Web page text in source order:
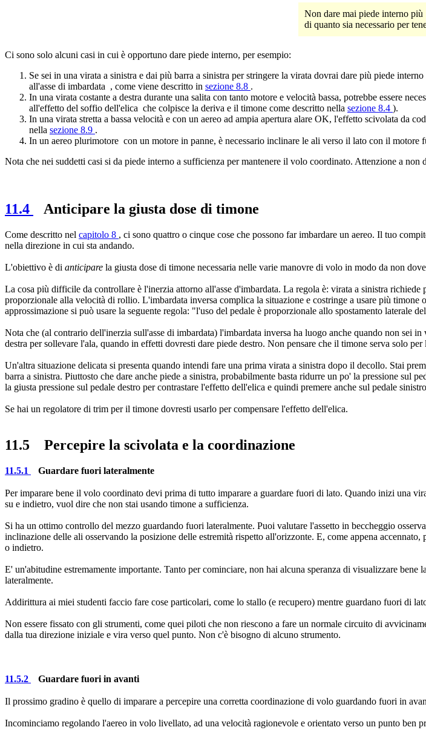
Non dare mai piede interno più
di quanto sia necessario per
Ci sono solo alcuni casi in cui è opportuno dare piede interno, per esempio:
Se sei in una virata a sinistra e dai più barra a sinistra per stringere la virata dovrai dare più piede
all'asse di imbardata , come viene descritto in sezione 8.8 .
In una virata costante a destra durante una salita con tanto motore e velocità bassa, potrebbe essere
all'effetto del soffio dell'elica che colpisce la deriva e il timone come descritto nella sezione 8.4 ).
In una virata stretta a bassa velocità e con un aereo ad ampia apertura alare OK, l'effetto scivolata da
nella sezione 8.9 .
In un aereo plurimotore con un motore in panne, è necessario inclinare le ali verso il lato con il motore
Nota che nei suddetti casi si da piede interno a sufficienza per mantenere il volo coordinato. Attenzione a non
11.4 Anticipare la giusta dose di timone
Come descritto nel capitolo 8 , ci sono quattro o cinque cose che possono far imbardare un aereo. Il tuo
nella direzione in cui sta andando.
L'obiettivo è di anticipare la giusta dose di timone necessaria nelle varie manovre di volo in modo da non
La cosa più difficile da controllare è l'inerzia attorno all'asse d'imbardata. La regola è: virata a sinistra
proporzionale alla velocità di rollio. L'imbardata inversa complica la situazione e costringe a usare più
approssimazione si può usare la seguente regola: "l'uso del pedale è proporzionale allo spostamento laterale
Nota che (al contrario dell'inerzia sull'asse di imbardata) l'imbardata inversa ha luogo anche quando non sei
destra per sollevare l'ala, quando in effetti dovresti dare piede destro. Non pensare che il timone serva solo per
Un'altra situazione delicata si presenta quando intendi fare una prima virata a sinistra dopo il decollo. Stai
barra a sinistra. Piuttosto che dare anche piede a sinistra, probabilmente basta ridurre un po' la pressione
la giusta pressione sul pedale destro per contrastare l'effetto dell'elica e quindi premere anche sul pedale
Se hai un regolatore di trim per il timone dovresti usarlo per compensare l'effetto dell'elica.
11.5 Percepire la scivolata e la coordinazione
11.5.1 Guardare fuori lateralmente
Per imparare bene il volo coordinato devi prima di tutto imparare a guardare fuori di lato. Quando inizi una
su e indietro, vuol dire che non stai usando timone a sufficienza.
Si ha un ottimo controllo del mezzo guardando fuori lateralmente. Puoi valutare l'assetto in beccheggio
inclinazione delle ali osservando la posizione delle estremità rispetto all'orizzonte. E, come appena
o indietro.
E' un'abitudine estremamente importante. Tanto per cominciare, non hai alcuna speranza di visualizzare
lateralmente.
Addirittura ai miei studenti faccio fare cose particolari, come lo stallo (e recupero) mentre guardano fuori di
Non essere fissato con gli strumenti, come quei piloti che non riescono a fare un normale circuito di
dalla tua direzione iniziale e vira verso quel punto. Non c'è bisogno di alcuno strumento.
11.5.2 Guardare fuori in avanti
Il prossimo gradino è quello di imparare a percepire una corretta coordinazione di volo guardando fuori in
Incominciamo regolando l'aereo in volo livellato, ad una velocità ragionevole e orientato verso un punto ben